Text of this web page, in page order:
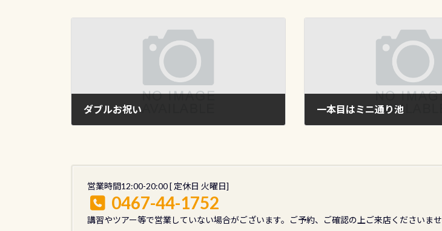
ダブルお祝い 一本目はミニ通り池
営業時間12:00-20:00 [ 定休日 火曜日]
0467-44-1752
講習やツアー等で営業していない場合がございます。ご予約、ご確認の上ご来店くださいませ